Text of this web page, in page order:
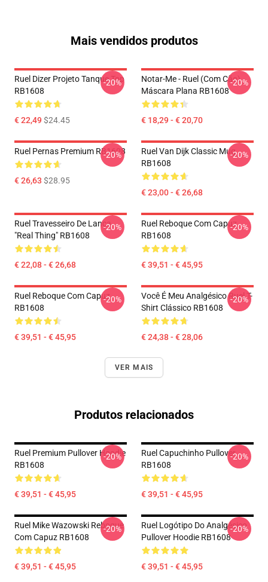
Mais vendidos produtos
Ruel Dizer Projeto Tanque Top
RB1608
€ 22,49$24.45
-20%
Notar-Me - Ruel (com Cão)
Máscara Plana RB1608
€ 18,29 - € 20,70
-20%
Ruel Pernas Premium RB1608
€ 26,63 $28.95
-20%
Ruel Van Dijk Classic Mug
RB1608
€ 23,00 - € 26,68
-20%
Ruel Travesseiro De Lança
"Real Thing" RB1608
€ 22,08 - € 26,68
-20%
Ruel Reboque Com Capuz
RB1608
€ 39,51 - € 45,95
-20%
Ruel Reboque Com Capuz
RB1608
€ 39,51 - € 45,95
-20%
Você É Meu Analgésico Ruel T-
Shirt Clássico RB1608
€ 24,38 - € 28,06
-20%
VER MAIS
Produtos relacionados
Ruel Premium Pullover Hoodie
RB1608
€ 39,51 - € 45,95
-20%
Ruel Capuchinho Pullover
RB1608
€ 39,51 - € 45,95
-20%
Ruel Mike Wazowski Reboque
Com Capuz RB1608
€ 39,51 - € 45,95
-20%
Ruel Logótipo Do Analgésico
Pullover Hoodie RB1608
€ 39,51 - € 45,95
-20%